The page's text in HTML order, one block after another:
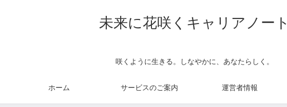
未来に花咲くキャリアノート
咲くように生きる。しなやかに、あなたらしく。
ホーム サービスのご案内 運営者情報